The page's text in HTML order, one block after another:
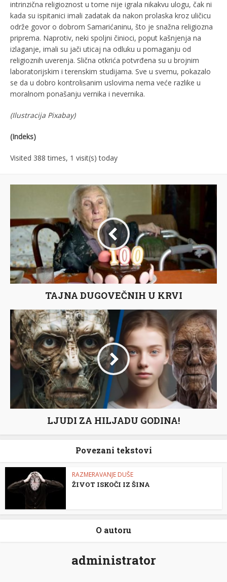
intrinzična religioznost u tome nije igrala nikakvu ulogu, čak ni
kada su ispitanici imali zadatak da nakon prolaska kroz uličicu
održe govor o dobrom Samarićaninu, što je snažna religiozna
priprema. Naprotiv, neki spoljni činioci, poput kašnjenja na
izlaganje, imali su jači uticaj na odluku u pomaganju od
religioznih uverenja. Slična otkrića potvrđena su u brojnim
laboratorijskim i terenskim studijama. Sve u svemu, pokazalo
se da u dobro kontrolisanim uslovima nema veće razlike u
moralnom ponašanju vernika i nevernika.
(Ilustracija Pixabay)
(Indeks)
Visited 388 times, 1 visit(s) today
TAJNA DUGOVEČNIH U KRVI
LJUDI ZA HILJADU GODINA!
Povezani tekstovi
RAZMERAVANJE DUŠE
ŽIVOT ISKOČI IZ ŠINA
O autoru
administrator